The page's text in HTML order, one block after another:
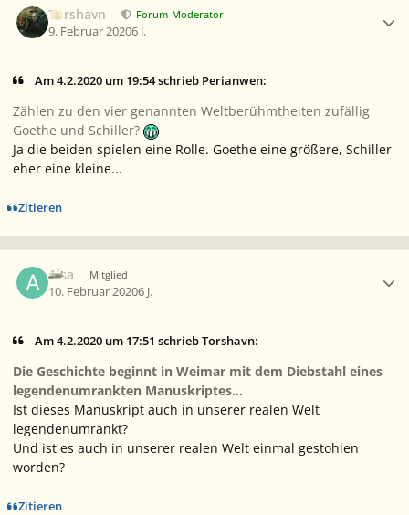
Torshavn Forum-Moderator
9. Februar 20206 J.
Am 4.2.2020 um 19:54 schrieb Perianwen:
Zählen zu den vier genannten Weltberühmtheiten zufällig
Goethe und Schiller?
Ja die beiden spielen eine Rolle. Goethe eine größere, Schiller
eher eine kleine...
Zitieren
Alsa Mitglied
10. Februar 20206 J.
Am 4.2.2020 um 17:51 schrieb Torshavn:
Die Geschichte beginnt in Weimar mit dem Diebstahl eines
legendenumrankten Manuskriptes...
Ist dieses Manuskript auch in unserer realen Welt
legendenumrankt?
Und ist es auch in unserer realen Welt einmal gestohlen
worden?
Zitieren